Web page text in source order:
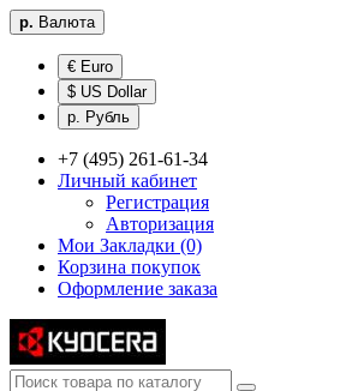
р. Валюта
€ Euro
$ US Dollar
р. Рубль
+7 (495) 261-61-34
Личный кабинет
Регистрация
Авторизация
Мои Закладки (0)
Корзина покупок
Оформление заказа